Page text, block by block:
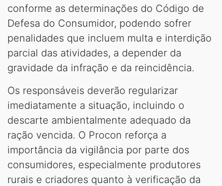
conforme as determinações do Código de
Defesa do Consumidor, podendo sofrer
penalidades que incluem multa e interdição
parcial das atividades, a depender da
gravidade da infração e da reincidência.
Os responsáveis deverão regularizar
imediatamente a situação, incluindo o
descarte ambientalmente adequado da
ração vencida. O Procon reforça a
importância da vigilância por parte dos
consumidores, especialmente produtores
rurais e criadores quanto à verificação da